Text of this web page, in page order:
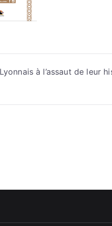
à l’assaut de leur